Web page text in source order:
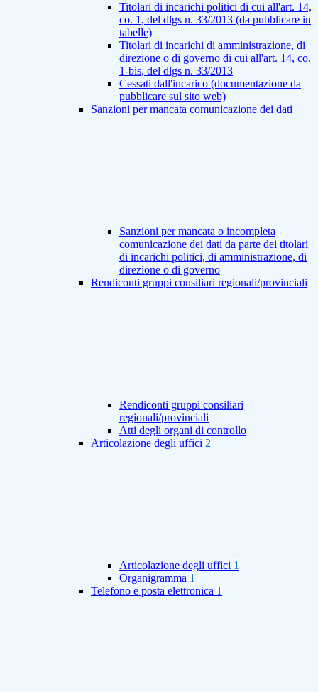
Titolari di incarichi politici di cui all'art. 14,
co. 1, del dlgs n. 33/2013 (da pubblicare in
tabelle)
Titolari di incarichi di amministrazione, di
direzione o di governo di cui all'art. 14, co.
1-bis, del dlgs n. 33/2013
Cessati dall'incarico (documentazione da
pubblicare sul sito web)
Sanzioni per mancata comunicazione dei dati
Sanzioni per mancata o incompleta
comunicazione dei dati da parte dei titolari
di incarichi politici, di amministrazione, di
direzione o di governo
Rendiconti gruppi consiliari regionali/provinciali
Rendiconti gruppi consiliari
regionali/provinciali
Atti degli organi di controllo
Articolazione degli uffici 2
Articolazione degli uffici 1
Organigramma 1
Telefono e posta elettronica 1